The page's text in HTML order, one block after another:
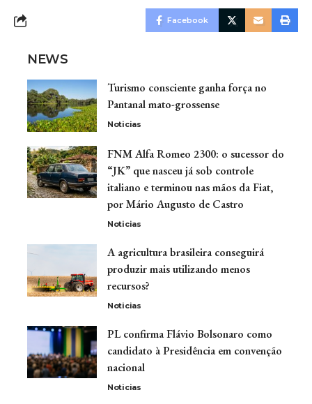
Facebook
NEWS
Turismo consciente ganha força no
Pantanal mato-grossense
Noticias
FNM Alfa Romeo 2300: o sucessor do
“JK” que nasceu já sob controle
italiano e terminou nas mãos da Fiat,
por Mário Augusto de Castro
Noticias
A agricultura brasileira conseguirá
produzir mais utilizando menos
recursos?
Noticias
PL confirma Flávio Bolsonaro como
candidato à Presidência em convenção
nacional
Noticias